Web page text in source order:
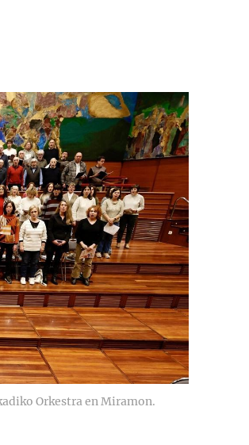
Orkestra en Miramon.